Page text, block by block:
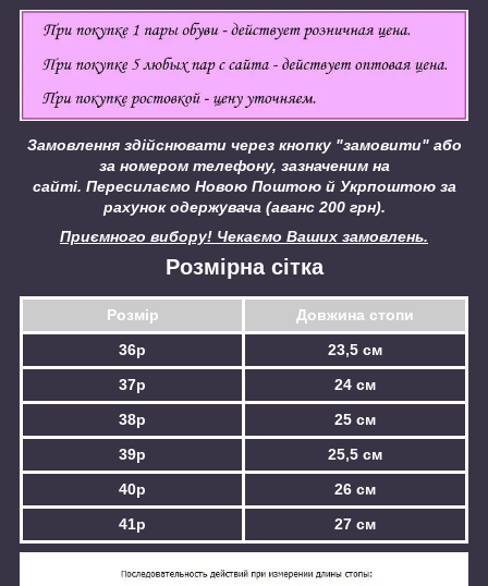
Замовлення здійснювати через кнопку "замовити" або
за номером телефону, зазначеним на
сайті. Пересилаємо Новою Поштою й Укрпоштою за
рахунок одержувача (аванс 200 грн).
Приємного вибору! Чекаємо Ваших замовлень.
Розмір Довжина стопи
Розмірна сітка
36р
23,5 см
37р
24 см
38р
25 см
39р
25,5 см
40р
26 см
41р
27 см